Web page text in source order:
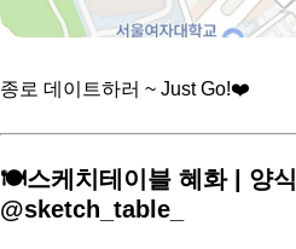
종로 데이트하러 ~ Just Go!❤️
🍽️스케치테이블 혜화 | 양식
@sketch_table_